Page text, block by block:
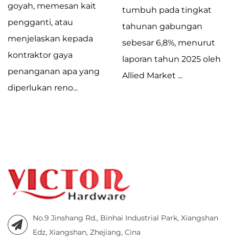
goyah, memesan kait
pengganti, atau
menjelaskan kepada
kontraktor gaya
penanganan apa yang
diperlukan reno...
tumbuh pada tingkat
tahunan gabungan
sebesar 6,8%, menurut
laporan tahun 2025 oleh
Allied Market ...
No.9 Jinshang Rd., Binhai Industrial Park, Xiangshan
Edz, Xiangshan, Zhejiang, Cina